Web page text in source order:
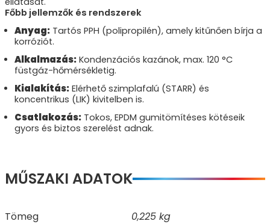
Főbb jellemzők és rendszerek
Anyag: Tartós PPH (polipropilén), amely kitűnően bírja a
korróziót.
Alkalmazás: Kondenzációs kazánok, max. 120 °C
füstgáz-hőmérsékletig.
Kialakítás: Elérhető szimplafalú (STARR) és
koncentrikus (LIK) kivitelben is.
Csatlakozás: Tokos, EPDM gumitömítéses kötéseik
gyors és biztos szerelést adnak.
MŰSZAKI ADATOK
Tömeg
0,225 kg